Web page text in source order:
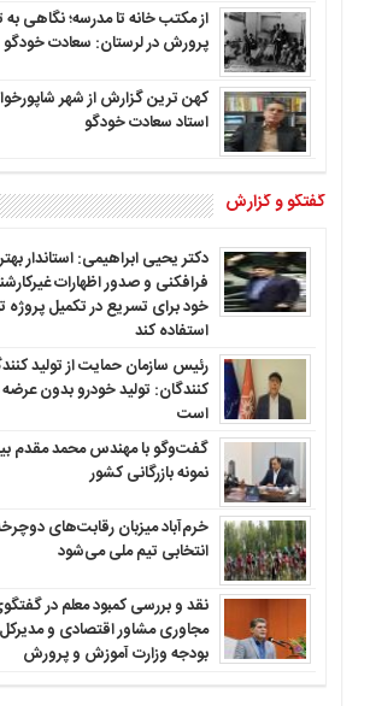
از مکتب خانه تا مدرسه؛ نگاهی
پرورش در لرستان: سعادت خودگو
کهن ترین گزارش از شهر
استاد سعادت خودگو
گفتگو و گزارش
دکتر یحیی ابراهیمی: استاندار
فرافکنی و صدور اظهارات
خود برای تسریع در تکمیل پروژه
استفاده کند
رئیس سازمان حمایت از تولید
کنندگان: تولید خودرو بدون
است
گفت‌وگو با مهندس محمد مقدم
نمونه بازرگانی کشور
خرم‌آباد میزبان رقابت‌های
انتخابی تیم ملی می‌شود
نقد و بررسی کمبود معلم در
مجاوری مشاور اقتصادی و مدیرکل
بودجه وزارت آموزش و پرورش